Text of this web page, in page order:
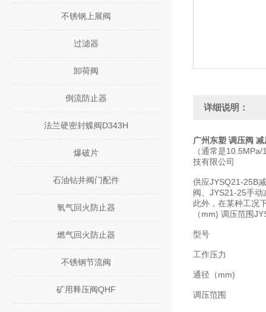
不锈钢上展阀
过滤器
卸荷阀
倒流防止器
法兰硬密封蝶阀D343H
爆破片
石油钻井阀门配件
氧气回火防止器
燃气回火防止器
不锈钢节流阀
矿用释压阀QHF
详细说明：
广州东塑 调压阀
（通常是
技有限公司
供应JYSQ21-25B
阀、JYS21-25手动
此外，在某种工况
（mm) 调压范围
型号
工作压力
通径（mm)
调压范围